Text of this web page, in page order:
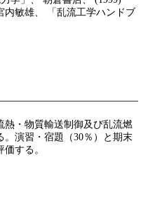
敏雄、 「乱流工学ハンドブ
熱・物質輸送制御及び乱流燃
演習・宿題（30％）と期末
する。